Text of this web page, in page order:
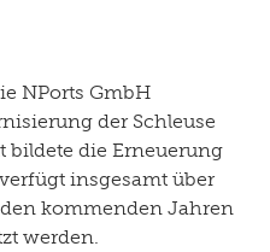
NPorts GmbH
der Schleuse
bildete die Erneuerung
insgesamt über
kommenden Jahren
werden.